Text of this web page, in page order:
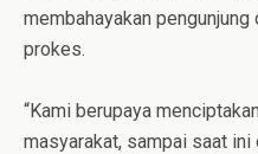
membahayakan
prokes.
“Kami berupaya
masyarakat, sampai saat ini